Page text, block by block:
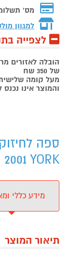
מס'
למגוון
לצפייה
הובלה לאזורים
של 350 שח
והמוצר אינו
2001 YORK - מידע נוסף
מידע כללי
תיאור המוצר